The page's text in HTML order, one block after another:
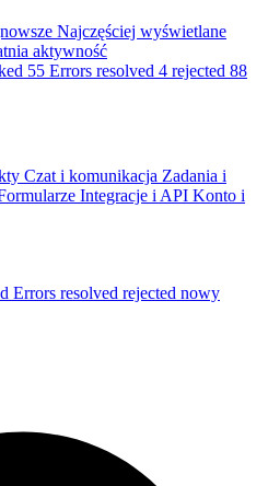
Najczęściej wyświetlane
aktywność
55 Errors resolved 4 rejected 88
Czat i komunikacja Zadania i
Integracje i API Konto i
Errors resolved rejected nowy